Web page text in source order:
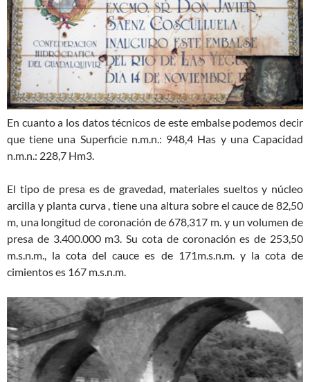
En cuanto a los datos técnicos de este embalse podemos decir
que tiene una Superficie n.m.n.: 948,4 Has y una Capacidad
n.m.n.: 228,7 Hm3.
El tipo de presa es de gravedad, materiales sueltos y núcleo
arcilla y planta curva , tiene una altura sobre el cauce de 82,50
m, una longitud de coronación de 678,317 m. y un volumen de
presa de 3.400.000 m3. Su cota de coronación es de 253,50
m.s.n.m., la cota del cauce es de 171m.s.n.m. y la cota de
cimientos es 167 m.s.n.m.